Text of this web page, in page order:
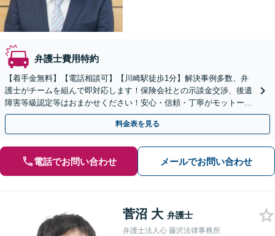
弁護士費用特約
【着手金無料】【電話相談可】【川崎駅徒歩1分】解決事例多数、弁
護士がチームを組んで即対応します！保険会社との示談金交渉、後遺
障害等級認定等はおまかせください！安心・信頼・丁寧がモットー。
交通事故に強い法律事務所と自負しております。
料金表を見る
電話でお問い合わせ メールでお問い合わせ
菅沼 大 弁護士
弁護士法人心 藤沢法律事務所